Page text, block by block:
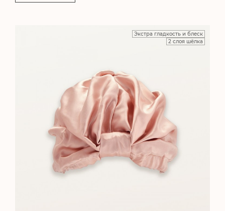
Экстра гладкость и блеск
2 слоя шёлка